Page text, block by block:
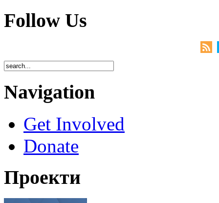
Follow Us
Navigation
Get Involved
Donate
Проекти